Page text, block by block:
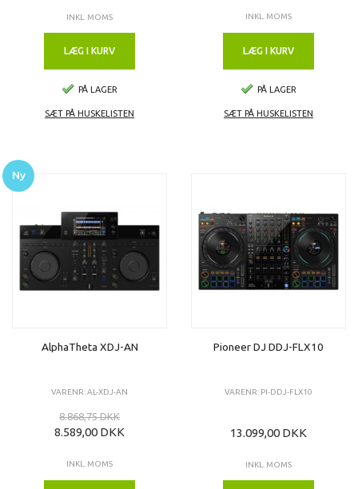
INKL. MOMS
LÆG I KURV
PÅ LAGER
SÆT PÅ HUSKELISTEN
INKL. MOMS
LÆG I KURV
PÅ LAGER
SÆT PÅ HUSKELISTEN
AlphaTheta XDJ-AN
VARENR: AL-XDJ-AN
8.868,75 DKK
8.589,00 DKK
INKL. MOMS
Ny
Pioneer DJ DDJ-FLX10
VARENR: PI-DDJ-FLX10
13.099,00 DKK
INKL. MOMS